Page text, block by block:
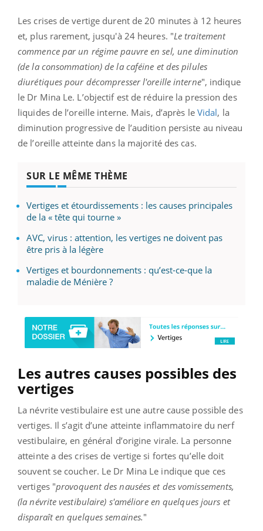
Les crises de vertige durent de 20 minutes à 12 heures
et, plus rarement, jusqu'à 24 heures. "Le traitement
commence par un régime pauvre en sel, une diminution
(de la consommation) de la caféine et des pilules
diurétiques pour décompresser l'oreille interne", indique
le Dr Mina Le. L’objectif est de réduire la pression des
liquides de l’oreille interne. Mais, d’après le Vidal, la
diminution progressive de l’audition persiste au niveau
de l’oreille atteinte dans la majorité des cas.
SUR LE MÊME THÈME
Vertiges et étourdissements : les causes principales
de la « tête qui tourne »
AVC, virus : attention, les vertiges ne doivent pas
être pris à la légère
Vertiges et bourdonnements : qu’est-ce-que la
maladie de Ménière ?
Les autres causes possibles des
vertiges
La névrite vestibulaire est une autre cause possible des
vertiges. Il s’agit d’une atteinte inflammatoire du nerf
vestibulaire, en général d’origine virale. La personne
atteinte a des crises de vertige si fortes qu’elle doit
souvent se coucher. Le Dr Mina Le indique que ces
vertiges "provoquent des nausées et des vomissements,
(la névrite vestibulaire) s'améliore en quelques jours et
disparaît en quelques semaines."